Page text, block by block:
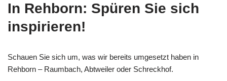
In Rehborn: Spüren Sie sich
inspirieren!
Schauen Sie sich um, was wir bereits umgesetzt haben in
Rehborn – Raumbach, Abtweiler oder Schreckhof.